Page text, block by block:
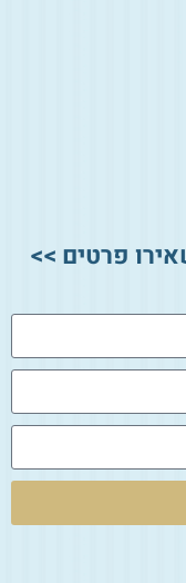
פרטים >>